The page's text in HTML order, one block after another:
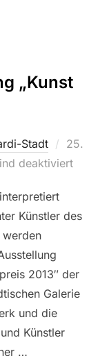
„Kunst
Stadt
am
25.
deaktiviert
Künstler des
werden
2013″ der
Galerie
und die
Künstler
…